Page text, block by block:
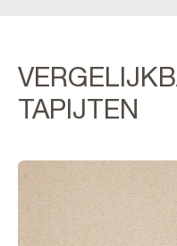
TAPIJTEN